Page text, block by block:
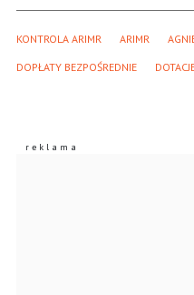
KONTROLA ARIMR ARIMR
DOPŁATY BEZPOŚREDNIE